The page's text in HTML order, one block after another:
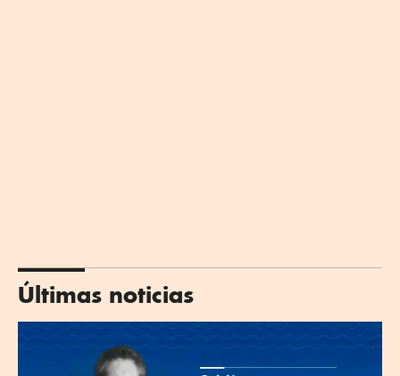
Últimas noticias